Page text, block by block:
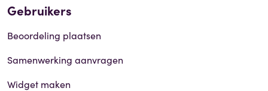
Gebruikers
Beoordeling plaatsen
Samenwerking aanvragen
Widget maken